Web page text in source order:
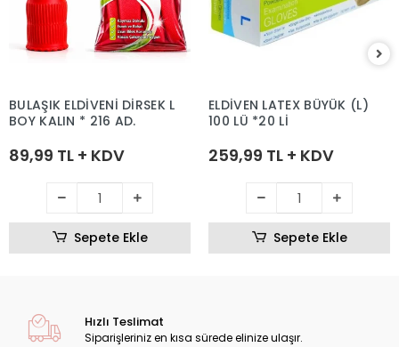
BULAŞIK ELDİVENİ DİRSEK L
BOY KALIN * 216 AD.
89,99 TL + KDV
Sepete Ekle
ELDİVEN LATEX BÜYÜK (L)
100 LÜ *20 Lİ
259,99 TL + KDV
Sepete Ekle
Hızlı Teslimat
Siparişleriniz en kısa sürede elinize ulaşır.